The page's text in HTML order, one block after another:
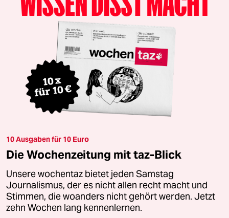
10 Ausgaben für 10 Euro
Die Wochenzeitung mit taz-Blick
Unsere wochentaz bietet jeden Samstag
Journalismus, der es nicht allen recht macht und
Stimmen, die woanders nicht gehört werden. Jetzt
zehn Wochen lang kennenlernen.